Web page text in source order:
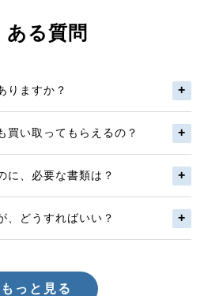
ある質問
りますか？
買い取ってもらえるの？
に、必要な書類は？
、どうすればいい？
もっと見る